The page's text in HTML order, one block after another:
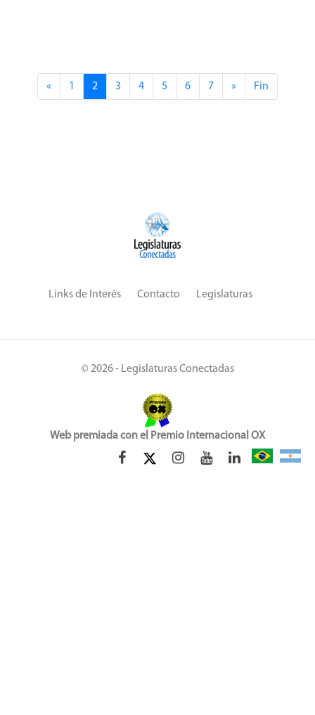
« 1 2 3 4 5 6 7 » Fin
Links de Interés Contacto Legislaturas
© 2026 - Legislaturas Conectadas
Web premiada con el Premio Internacional OX